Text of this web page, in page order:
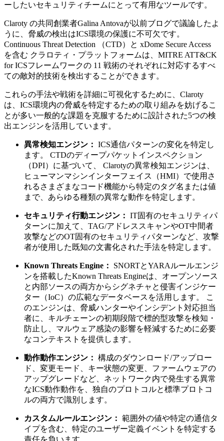
ーしたいセキュリティチームにとって有用なツールです。
Claroty の共同創業者Galina Antovaが以前ブログで議論したよ
うに、脅威の検出はICS環境の保護に不可欠です。
Continuous Threat Detection （CTD）と xDome Secure Access
を含む クラロティ・プラットフォームは、MITRE ATT&CK
for ICSフレームワークの 11 戦術のそれぞれに対応するすべ
ての敵対的技術を検出することができます。
これらの手法や戦術を詳細に可視化するために、Claroty
は、ICS環境内の脅威を特定するための取り組みを妨げるこ
とが多い一般的な課題を克服するために設計された5つの検
出エンジンを活用しています。
異常検知エンジン： ICS通信パターンの変化を特定し
ます。 CTDのディープパケットインスペクション
（DPI）に基づいて、 Clarotyの異常検知エンジンは、
ヒューマンマシンインターフェイス（HMI）で使用さ
れるさまざまなコード機能から特定のタグ名または値
まで、あらゆる種類の異常な動作を特定します。
セキュリティ行動エンジン： IT固有のセキュリティパ
ターンに加えて、TAG/アドレススキャンやOT中間者
攻撃などのOT固有のセキュリティパターンなど、攻撃
者が使用した既知の文書化された手法を特定します。
Known Threats Engine：
SNORTとYARAルールエンジ
ンを搭載したKnown Threats Engineは、オープンソース
と内部ソースの両方からシグネチャと侵害インジケー
ター（IoC）の広範なデータベースを活用します。 こ
のエンジンは、脅威ハンターやインシデント対応担当
者に、キルチェーンの初期段階で標的型攻撃を検知・
防止し、マルウェア感染の影響を軽減するために必要
なコンテキストを提供します。
動作動作エンジン： 構成のダウンロード/アップロー
ド、変更モード、キー状態の変更、ファームウェアの
アップグレードなど、ネットワーク内で発生する異常
なICS動作動作を、独自のプロトコルと標準プロトコ
ルの両方で識別します。
カスタムルールエンジン： 範囲外の値や特定の通信タ
イプを含む、特定のユーザー定義イベントを特定する